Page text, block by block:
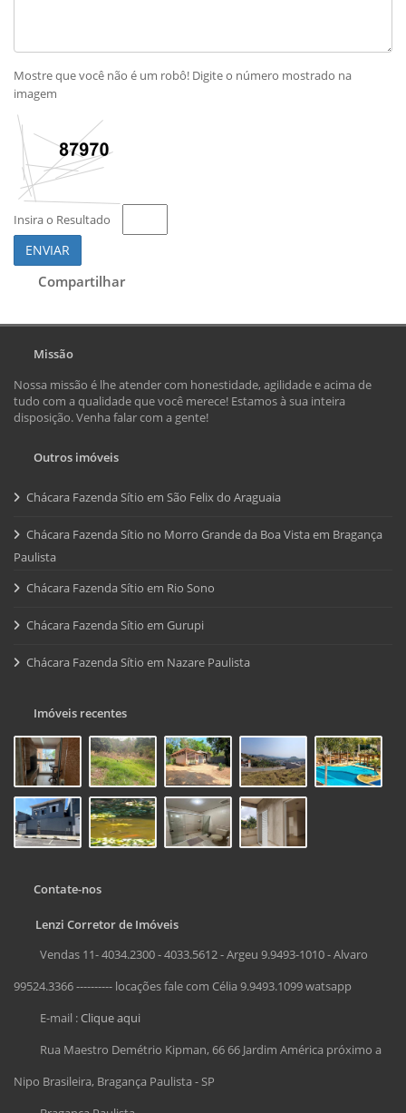
Mostre que você não é um robô! Digite o número mostrado na
imagem
Insira o Resultado
ENVIAR
Compartilhar
Missão
Nossa missão é lhe atender com honestidade, agilidade e acima de
tudo com a qualidade que você merece! Estamos à sua inteira
disposição. Venha falar com a gente!
Outros imóveis
Chácara Fazenda Sítio em São Felix do Araguaia
Chácara Fazenda Sítio no Morro Grande da Boa Vista em Bragança
Paulista
Chácara Fazenda Sítio em Rio Sono
Chácara Fazenda Sítio em Gurupi
Chácara Fazenda Sítio em Nazare Paulista
Imóveis recentes
Contate-nos
Lenzi Corretor de Imóveis
Vendas 11- 4034.2300 - 4033.5612 - Argeu 9.9493-1010 - Alvaro
99524.3366 ---------- locações fale com Célia 9.9493.1099 watsapp
E-mail :Clique aqui
Rua Maestro Demétrio Kipman, 66 66 Jardim América próximo a
Nipo Brasileira, Bragança Paulista - SP